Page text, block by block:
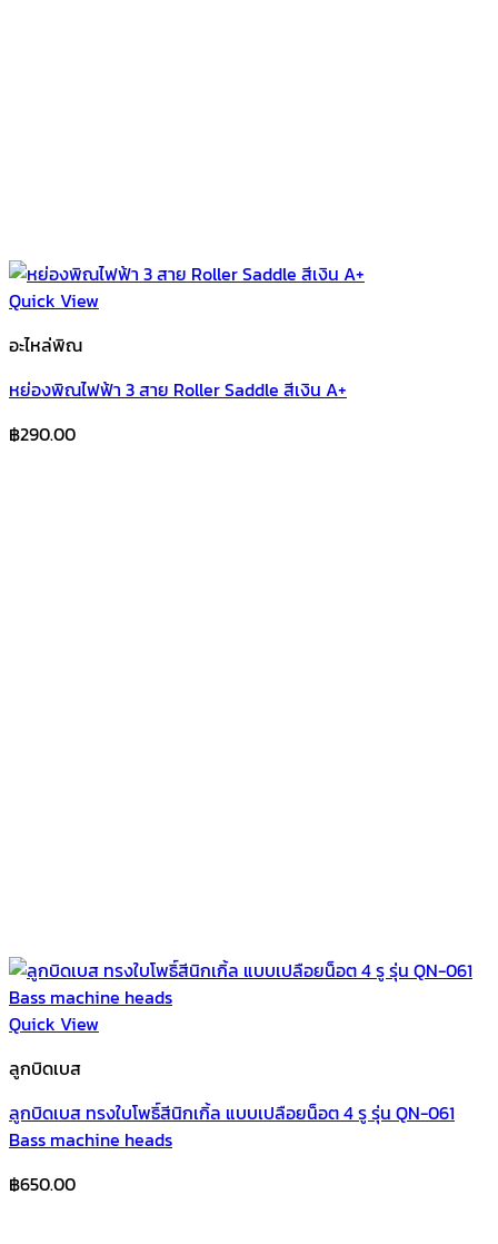
Quick View
อะไหล่พิณ
หย่องพิณไฟฟ้า 3 สาย Roller Saddle สีเงิน A+
฿290.00
Quick View
ลูกบิดเบส
ลูกบิดเบส ทรงใบโพธิ์สีนิกเกิ้ล แบบเปลือยน็อต 4 รู รุ่น QN-061
Bass machine heads
฿650.00